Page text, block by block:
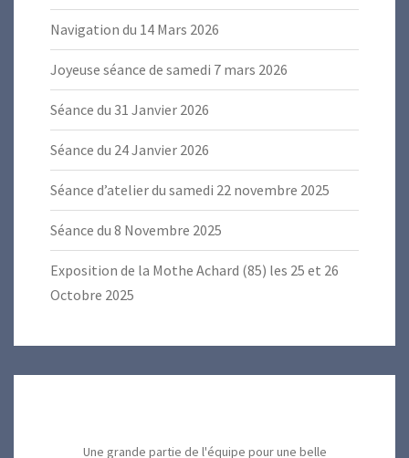
Navigation du 14 Mars 2026
Joyeuse séance de samedi 7 mars 2026
Séance du 31 Janvier 2026
Séance du 24 Janvier 2026
Séance d’atelier du samedi 22 novembre 2025
Séance du 8 Novembre 2025
Exposition de la Mothe Achard (85) les 25 et 26
Octobre 2025
Une grande partie de l'équipe pour une belle